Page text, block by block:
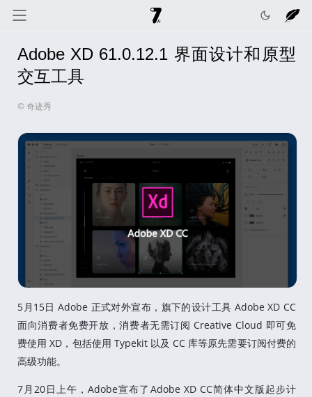
奇迹秀 关于我 记录线
色彩库
Adobe XD 61.0.12.1 界面设计和原型
交互工具
© 奇迹秀
5月15日 Adobe 正式对外宣布，旗下的设计工具 Adobe XD CC
面向消费者免费开放，消费者无需订阅 Creative Cloud 即可免
费使用 XD，包括使用 Typekit 以及 CC 库等原先需要订阅付费的
高级功能。
7月20日上午，Adobe宣布了Adobe XD CC简体中文版起步计